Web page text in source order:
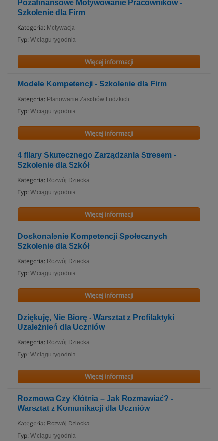
Pozafinansowe Motywowanie Pracowników -
Szkolenie dla Firm
Kategoria: Motywacja
Typ: W ciągu tygodnia
Więcej informacji
Modele Kompetencji - Szkolenie dla Firm
Kategoria: Planowanie Zasobów Ludzkich
Typ: W ciągu tygodnia
Więcej informacji
4 filary Skutecznego Zarządzania Stresem -
Szkolenie dla Szkół
Kategoria: Rozwój Dziecka
Typ: W ciągu tygodnia
Więcej informacji
Doskonalenie Kompetencji Społecznych -
Szkolenie dla Szkół
Kategoria: Rozwój Dziecka
Typ: W ciągu tygodnia
Więcej informacji
Dziękuję, Nie Biorę - Warsztat z Profilaktyki
Uzależnień dla Uczniów
Kategoria: Rozwój Dziecka
Typ: W ciągu tygodnia
Więcej informacji
Rozmowa Czy Kłótnia – Jak Rozmawiać? -
Warsztat z Komunikacji dla Uczniów
Kategoria: Rozwój Dziecka
Typ: W ciągu tygodnia